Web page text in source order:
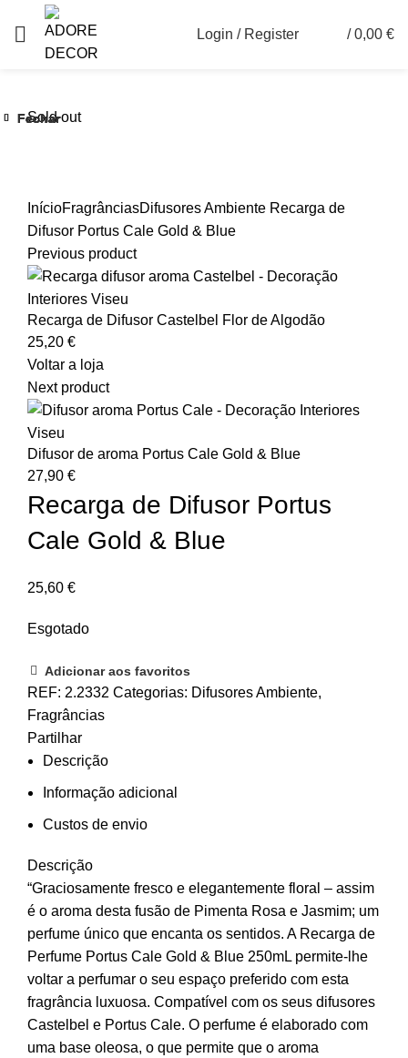
Login / Register / 0,00 €
Sold out
InícioFragrânciasDifusores Ambiente Recarga de
Difusor Portus Cale Gold & Blue
Previous product
Recarga de Difusor Castelbel Flor de Algodão
25,20 €
Voltar a loja
Next product
Difusor de aroma Portus Cale Gold & Blue
27,90 €
Recarga de Difusor Portus
Cale Gold & Blue
25,60 €
Esgotado
Adicionar aos favoritos
REF: 2.2332 Categorias: Difusores Ambiente,
Fragrâncias
Partilhar
Descrição
Informação adicional
Custos de envio
Descrição
“Graciosamente fresco e elegantemente floral – assim
é o aroma desta fusão de Pimenta Rosa e Jasmim; um
perfume único que encanta os sentidos. A Recarga de
Perfume Portus Cale Gold & Blue 250mL permite-lhe
voltar a perfumar o seu espaço preferido com esta
fragrância luxuosa. Compatível com os seus difusores
Castelbel e Portus Cale. O perfume é elaborado com
uma base oleosa, o que permite que o aroma
Fechar
Fechar
Fechar
Fechar
Fechar
Fechar